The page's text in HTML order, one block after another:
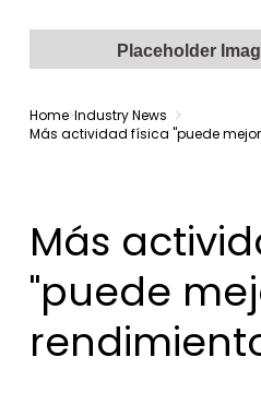
Placeholder
Home Industry News
Más actividad física "puede
Más
"puede